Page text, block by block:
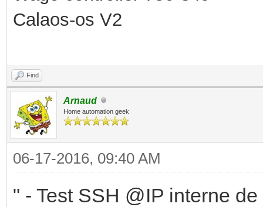
Calaos-os V2
Find
Arnaud
Home automation geek
06-17-2016, 09:40 AM
" - Test SSH @IP interne